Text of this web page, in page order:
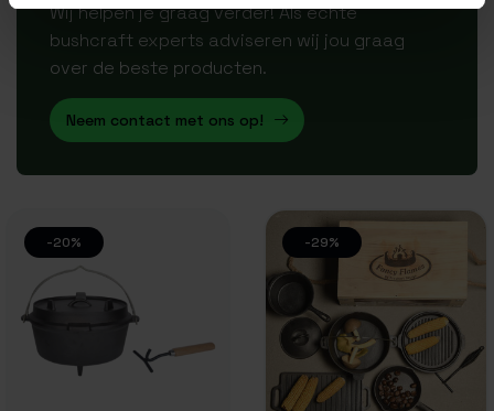
Wij helpen je graag verder! Als echte
bushcraft experts adviseren wij jou graag
over de beste producten.
Neem contact met ons op!
-20% -29%